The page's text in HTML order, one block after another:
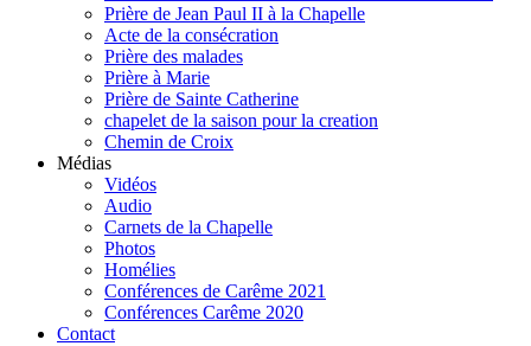
Prière de Jean Paul II à la Chapelle
Acte de la consécration
Prière des malades
Prière à Marie
Prière de Sainte Catherine
chapelet de la saison pour la creation
Chemin de Croix
Médias
Vidéos
Audio
Carnets de la Chapelle
Photos
Homélies
Conférences de Carême 2021
Conférences Carême 2020
Contact